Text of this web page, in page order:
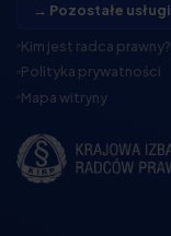
→ Pozostałe usługi
Kim jest radca prawny?
Polityka prywatności
Mapa witryny